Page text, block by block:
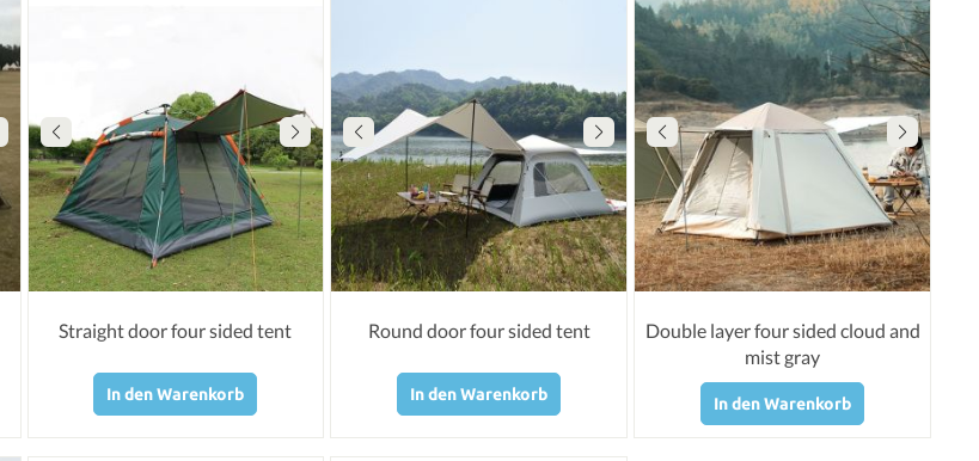
Straight door four sided tent
In den Warenkorb
Round door four sided tent
In den Warenkorb
Double layer four sided cloud and
mist gray
In den Warenkorb